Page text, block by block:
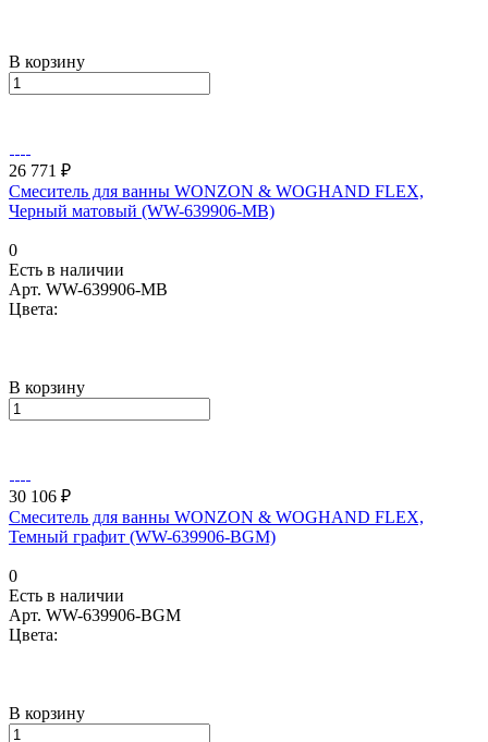
В корзину
26 771 ₽
Смеситель для ванны WONZON & WOGHAND FLEX,
Черный матовый (WW-639906-MB)
0
Есть в наличии
Арт. WW-639906-MB
Цвета:
В корзину
30 106 ₽
Смеситель для ванны WONZON & WOGHAND FLEX,
Темный графит (WW-639906-BGM)
0
Есть в наличии
Арт. WW-639906-BGM
Цвета:
В корзину